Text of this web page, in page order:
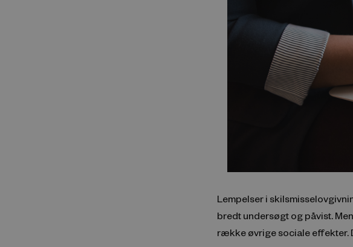
Lempelser i
bredt undersøgt og påvist.
række øvrige sociale effekter.